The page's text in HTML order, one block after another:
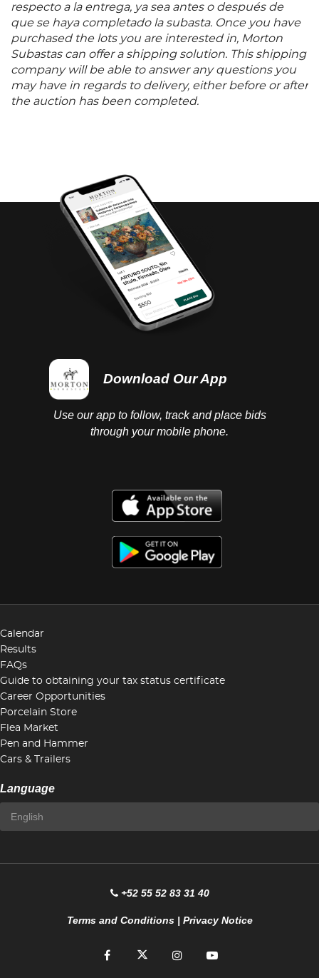
respecto a la entrega, ya sea antes o después de
que se haya completado la subasta. Once you have
purchased the lots you are interested in, Morton
Subastas can offer a shipping solution. This shipping
company will be able to answer any questions you
may have in regards to delivery, either before or after
the auction has been completed.
Download Our App
Use our app to follow, track and place bids
through your mobile phone.
Calendar
Results
FAQs
Guide to obtaining your tax status certificate
Career Opportunities
Porcelain Store
Flea Market
Pen and Hammer
Cars & Trailers
Language
+52 55 52 83 31 40
Terms and Conditions| Privacy Notice